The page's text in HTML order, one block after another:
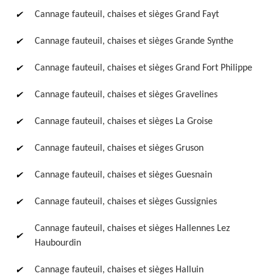
Cannage fauteuil, chaises et sièges Grand Fayt
Cannage fauteuil, chaises et sièges Grande Synthe
Cannage fauteuil, chaises et sièges Grand Fort Philippe
Cannage fauteuil, chaises et sièges Gravelines
Cannage fauteuil, chaises et sièges La Groise
Cannage fauteuil, chaises et sièges Gruson
Cannage fauteuil, chaises et sièges Guesnain
Cannage fauteuil, chaises et sièges Gussignies
Cannage fauteuil, chaises et sièges Hallennes Lez
Haubourdin
Cannage fauteuil, chaises et sièges Halluin